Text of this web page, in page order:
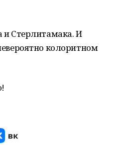
и Стерлитамака. И
колоритном